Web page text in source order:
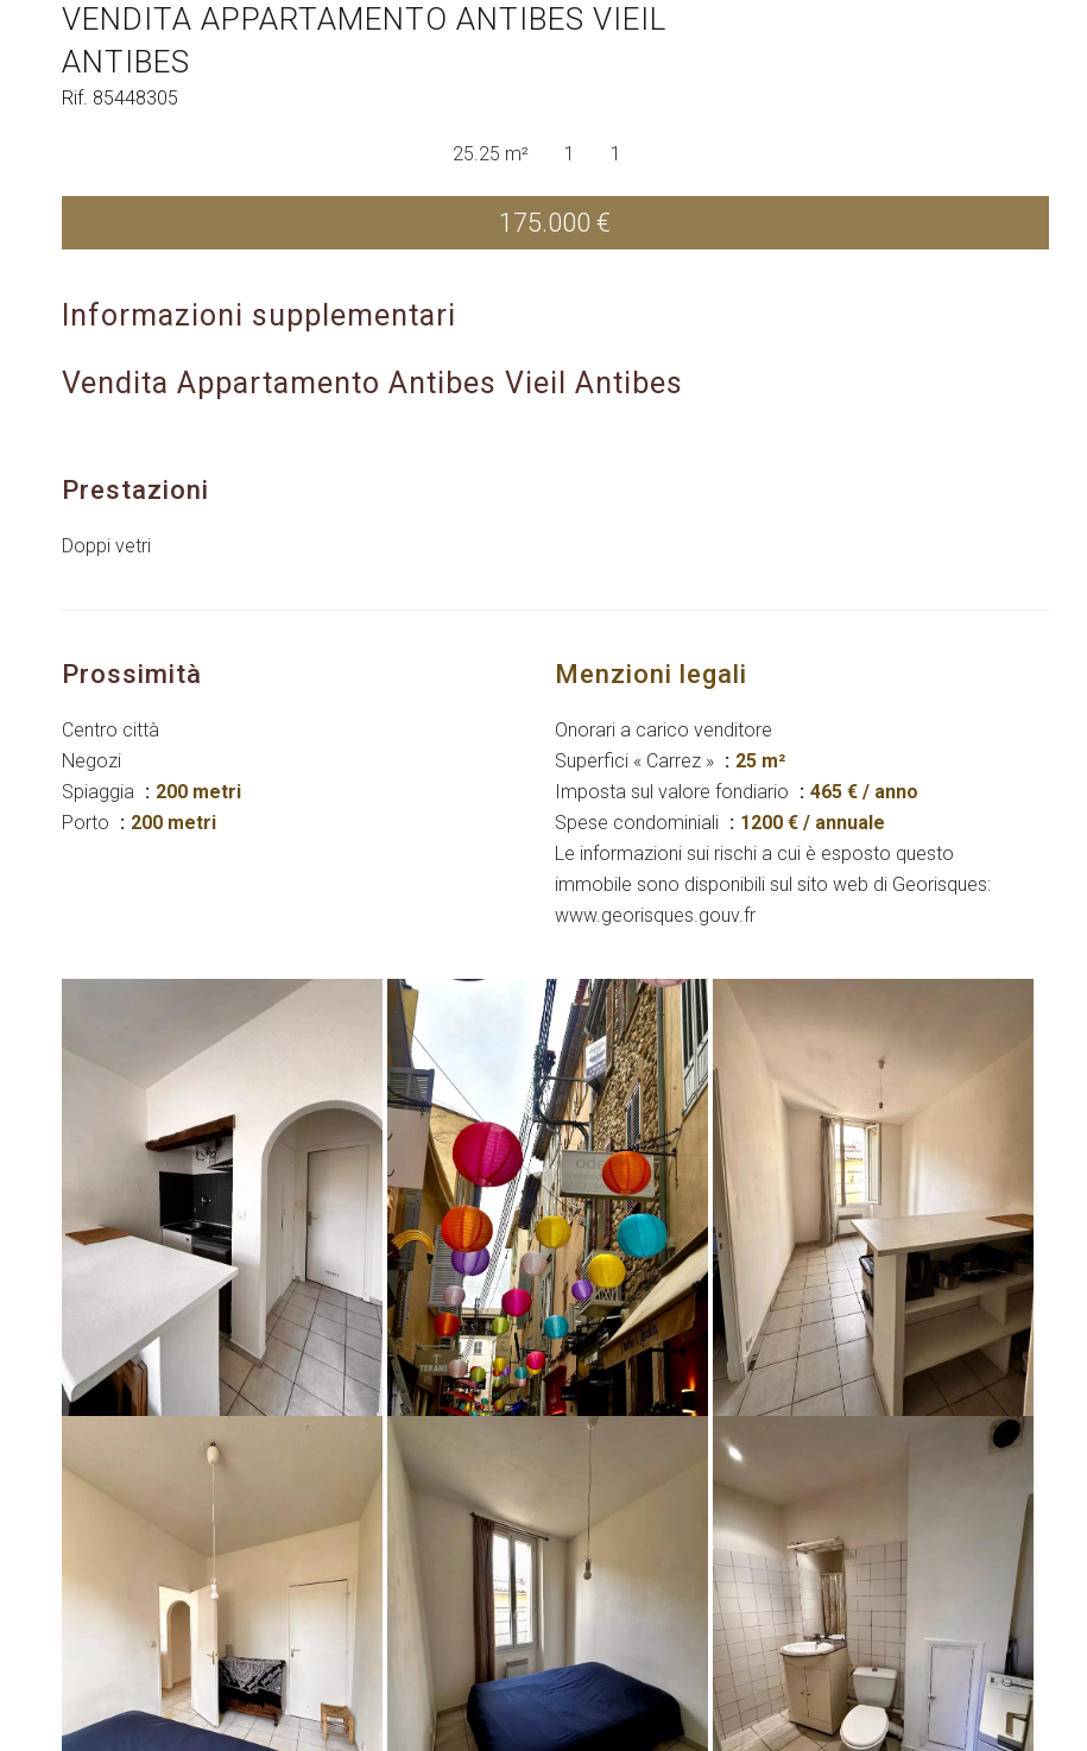
VENDITA APPARTAMENTO ANTIBES VIEIL
ANTIBES
Rif. 85448305
25.25 m² 1 1
175.000 €
Informazioni supplementari
Vendita Appartamento Antibes Vieil Antibes
Prestazioni
Doppi vetri
Prossimità
Centro città
Negozi
Spiaggia
200 metri
Porto
200 metri
Menzioni legali
Onorari a carico venditore
Superfici « Carrez »
25 m²
Imposta sul valore fondiario
465 € / anno
Spese condominiali
1200 € / annuale
Le informazioni sui rischi a cui è esposto questo
immobile sono disponibili sul sito web di Georisques:
www.georisques.gouv.fr